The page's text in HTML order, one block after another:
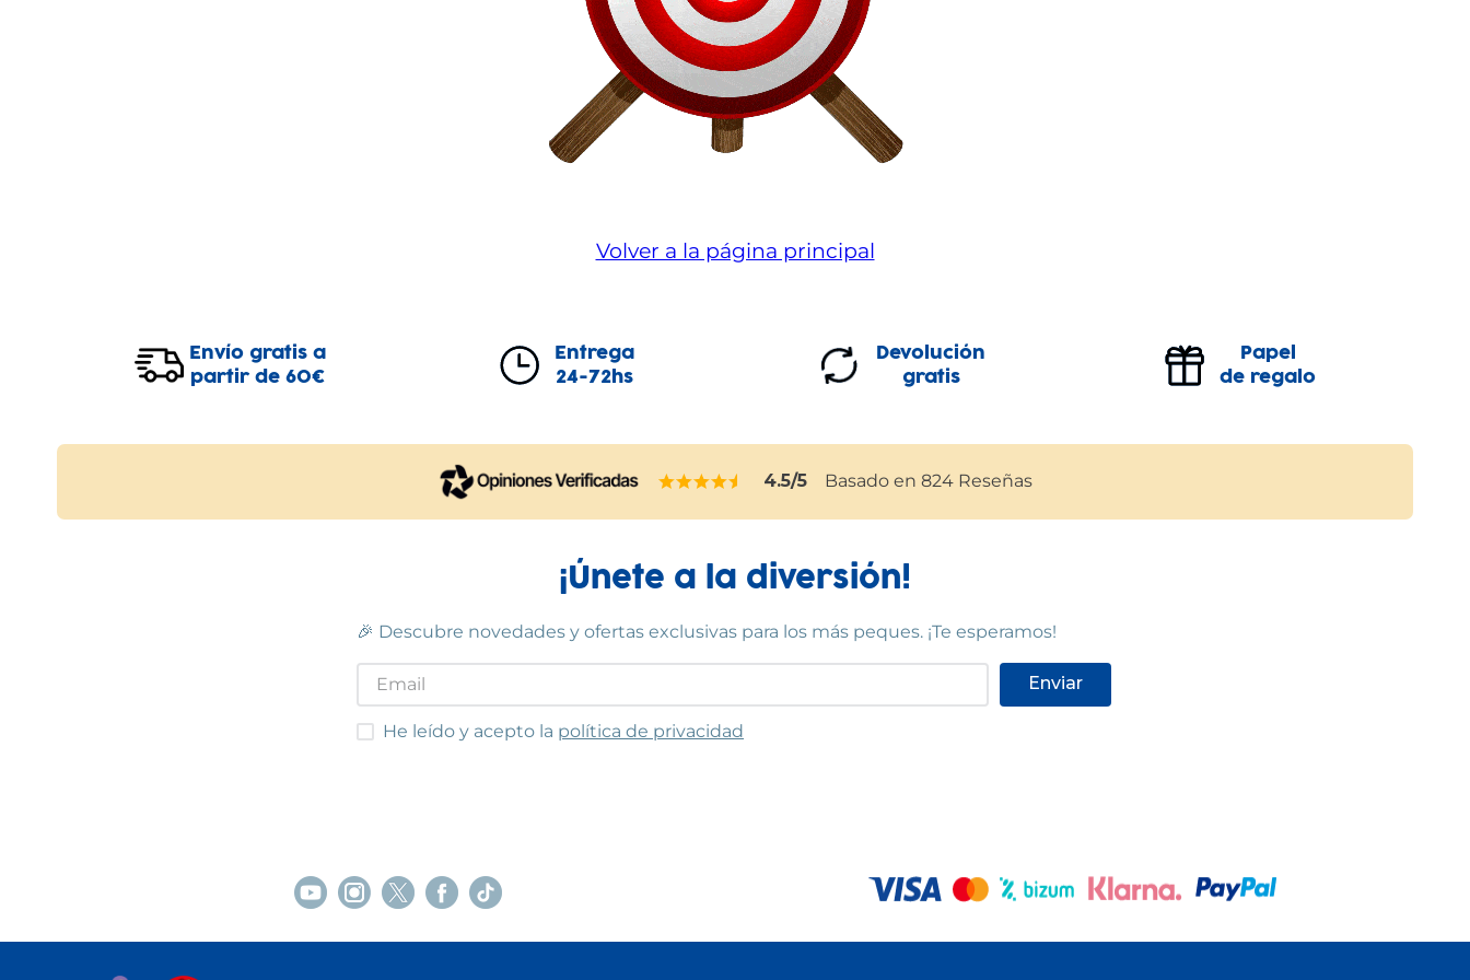
Volver a la página principal
Envío gratis a
partir de 60€
Entrega
24-72hs
Devolución
gratis
Papel
de regalo
4.5/5 Basado en 824 Reseñas
¡Únete a la diversión!
🎉 Descubre novedades y ofertas exclusivas para los más peques. ¡Te esperamos!
Enviar
He leído y acepto las condiciones
He leído y acepto la política de privacidad